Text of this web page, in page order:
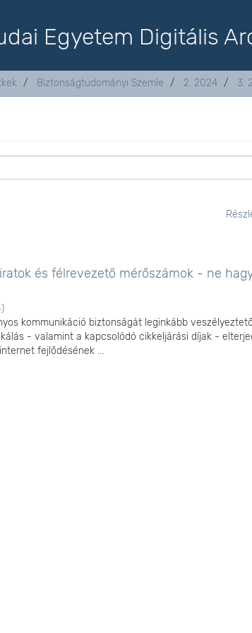
Egyetem Digitális
Biztonságtudományi Szemle 2. 2024 3.
és félrevezető mérőszámok - ne
)
kommunikáció biztonságát leginkább
- valamint a kapcsolódó cikkeljárási díjak -
fejlődésének ...